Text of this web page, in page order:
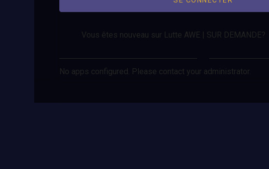
Vous êtes nouveau sur Lutte AWE | SUR DEMANDE?
No apps configured. Please contact your administrator.